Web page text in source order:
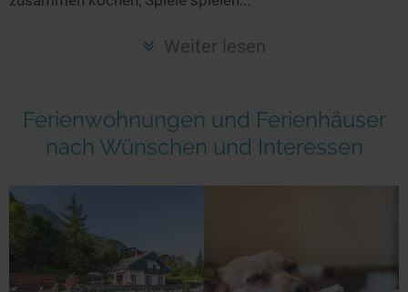
Glamping
Seen in Europa
Niederlande
Norwegen
alle Länder…
Weiter lesen
Ferienwohnungen und Ferienhäuser
nach Wünschen und Interessen